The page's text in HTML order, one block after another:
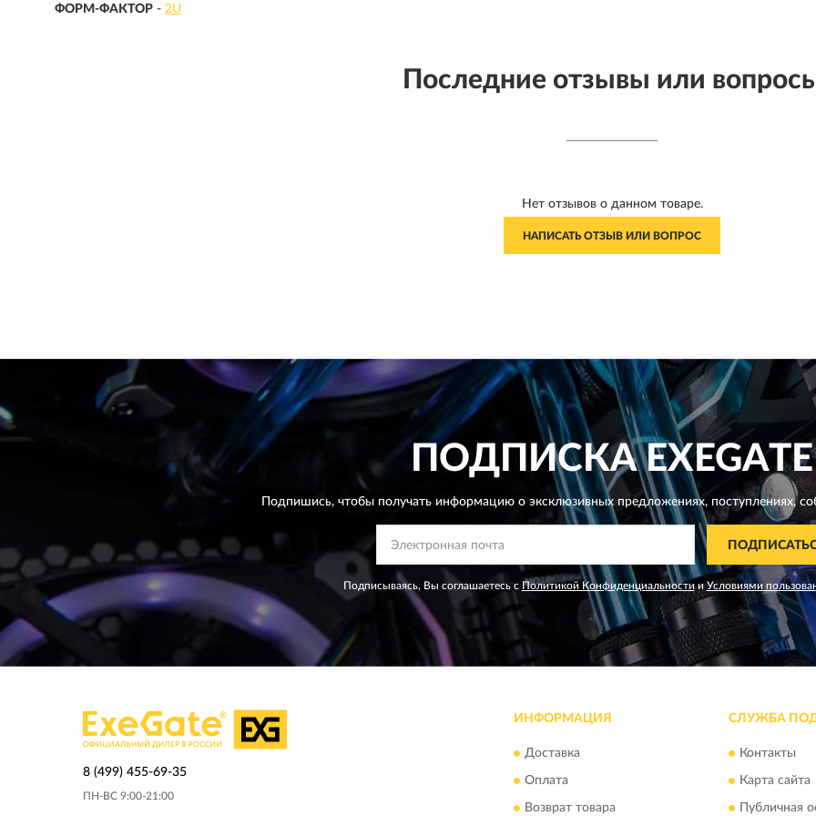
ФОРМ-ФАКТОР - 2U
Последние отзывы или
Нет отзывов о данном товаре.
НАПИСАТЬ ОТЗЫВ ИЛИ ВОПРОС
ПОДПИСКАEXEGATE
Подпишись, чтобы получать информацию о эксклюзивных предложениях,поступлениях,
Подписываясь, Вы соглашаетесь с Политикой Конфиденциальности иУсловиями
8 (499) 455-69-35
ПН-ВС 9:00-21:00
ИНФОРМАЦИЯ
Доставка
Оплата
Возврат товара
СЛУЖБА
Контакты
Карта сайта
Публичная